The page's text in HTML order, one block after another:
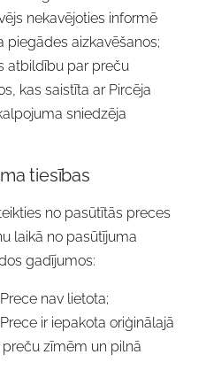
nekavējoties informē
piegādes aizkavēšanos;
atbildību par preču
kas saistīta ar Pircēja
sniedzēja
tiesības
no pasūtītās preces
laikā no pasūtījuma
gadījumos:
lietota;
oriģinālajā
zīmēm un pilnā